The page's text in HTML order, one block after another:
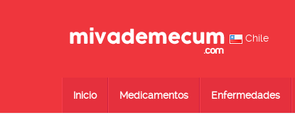
Chile
Inicio Medicamentos Enfermedades